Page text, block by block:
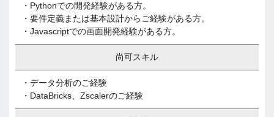
・Pythonでの開発経験がある方。
・要件定義または基本設計からご経験がある方。
・Javascriptでの画面開発経験がある方。
尚可スキル
・データ分析のご経験
・DataBricks、Zscalerのご経験